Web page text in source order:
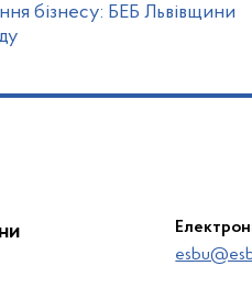
бізнесу: БЕБ Львівщини